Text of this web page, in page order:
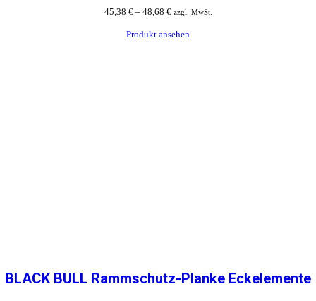
45,38 €– 48,68 € zzgl. MwSt.
Produkt ansehen
BLACK BULL Rammschutz-Planke Eckelemente